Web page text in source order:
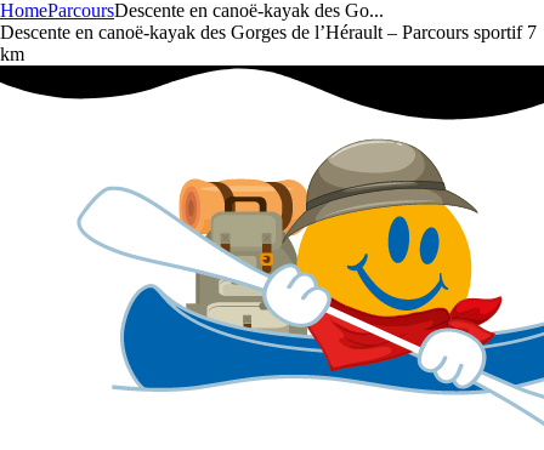
HomeParcoursDescente en canoë-kayak des Go...
Descente en canoë-kayak des Gorges de l’Hérault – Parcours sportif 7
km